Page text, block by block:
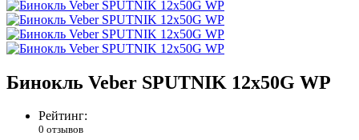
Бинокль Veber SPUTNIK 12х50G WP
Рейтинг:
0 отзывов